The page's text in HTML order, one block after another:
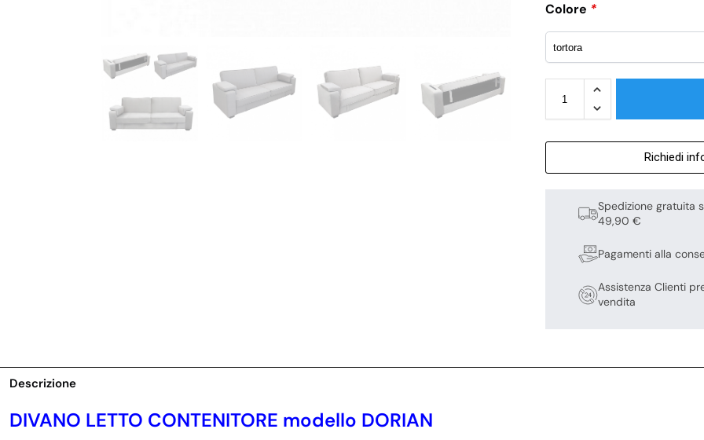
Colore *
Richiedi
Spedizione gratuita
49,90 €
Pagamenti alla
Assistenza Clienti
vendita
Descrizione
DIVANO LETTO CONTENITORE modello DORIAN